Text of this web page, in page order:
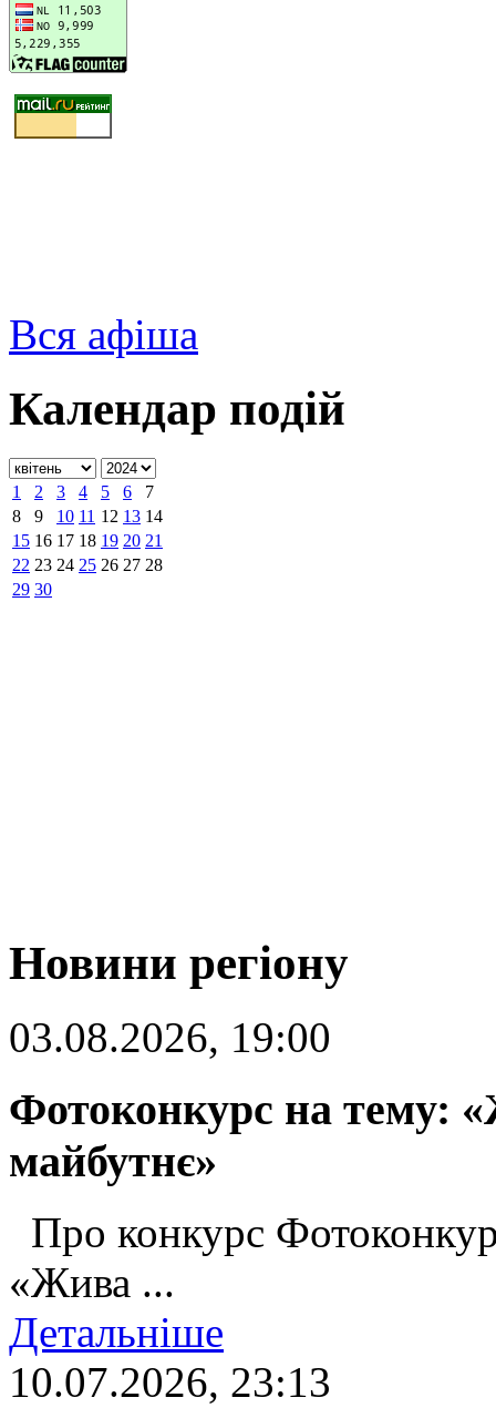
Вся афіша
Календар подій
1 2 3 4 5 6
7
8
9 10 11 12 13 14
15 16 17 18 19 20 21
22 23 24 25 26 27 28
29 30
Новини регіону
03.08.2026, 19:00
Фотоконкурс на тему:
майбутнє»
Про конкурс
«Жива ...
Детальніше
10.07.2026, 23:13